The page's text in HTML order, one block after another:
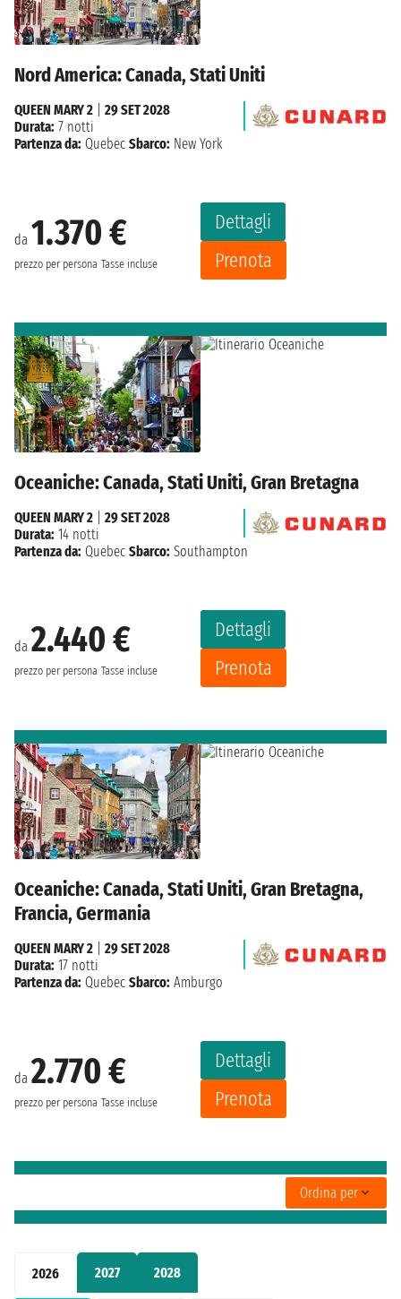
2026 2027 2028
Nord America: Canada, Stati Uniti
da 1.370 €
prezzo per persona Tasse incluse
Dettagli
Prenota
QUEEN MARY 2
29 SET 2028
Durata: 7 notti
Partenza da: Quebec Sbarco: New York
Oceaniche: Canada, Stati Uniti, Gran Bretagna
da 2.440 €
prezzo per persona Tasse incluse
Dettagli
Prenota
QUEEN MARY 2
29 SET 2028
Durata: 14 notti
Partenza da: Quebec Sbarco: Southampton
Oceaniche: Canada, Stati Uniti, Gran Bretagna,
Francia, Germania
da 2.770 €
prezzo per persona Tasse incluse
Dettagli
Prenota
QUEEN MARY 2
29 SET 2028
Durata: 17 notti
Partenza da: Quebec Sbarco: Amburgo
Ordina per